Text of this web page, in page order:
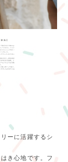
ーに活躍するシ
き心地です。フ